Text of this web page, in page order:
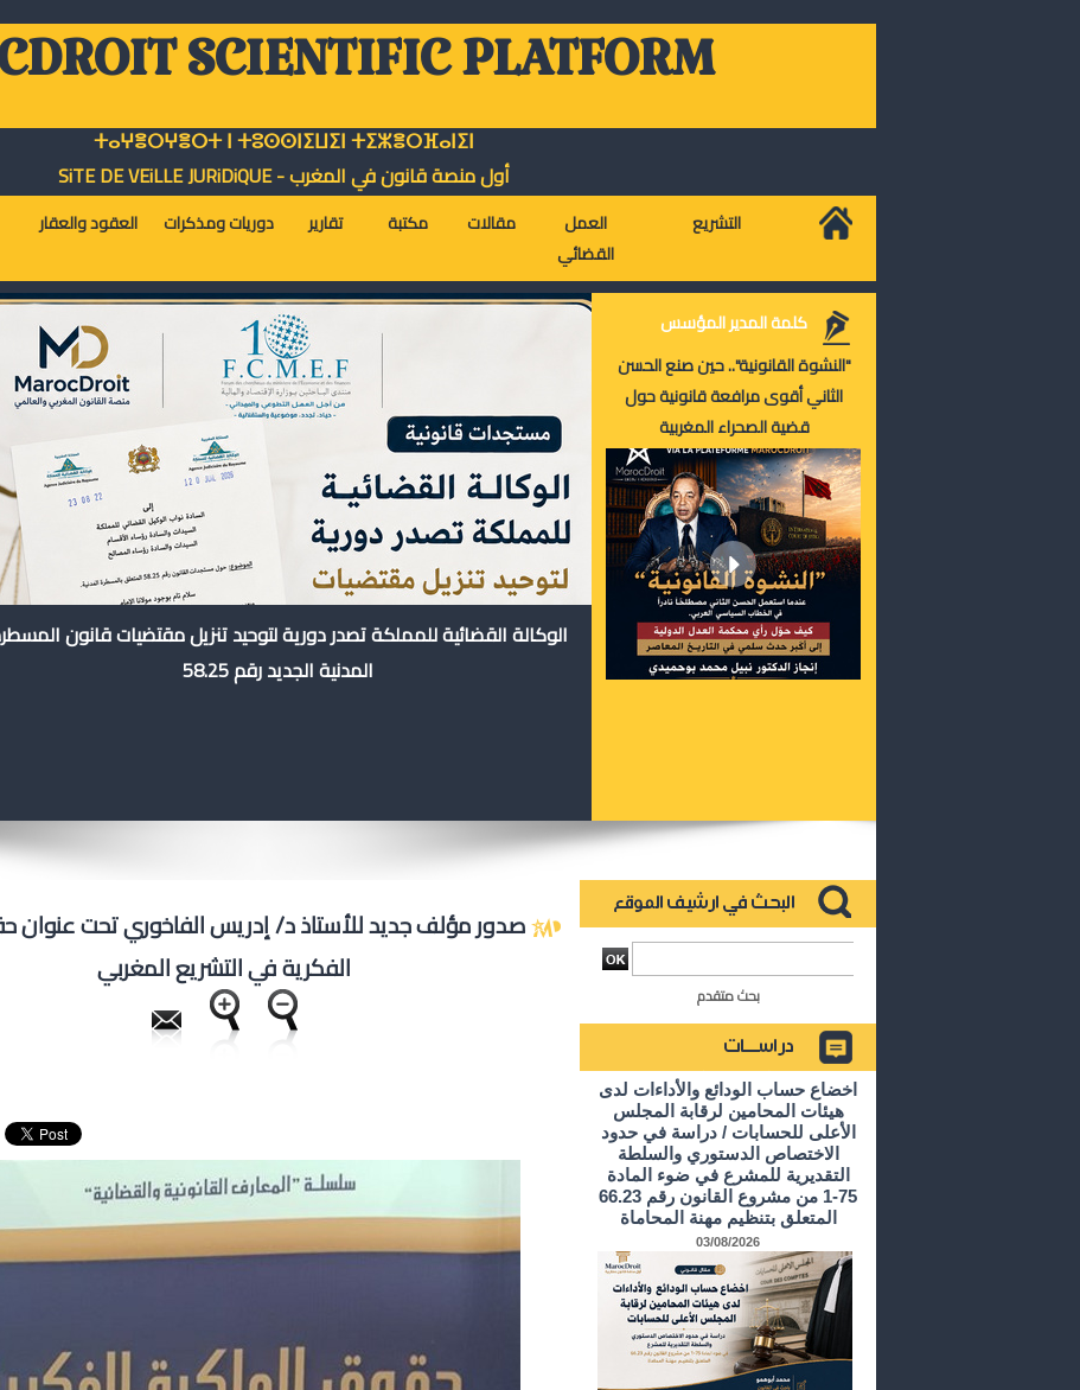
SCIENTIFIC PLATFORM
ⵜⴰⵖⴻⵔⵖⴻⵔⵜ ⵏ ⵜⵓⵙⵙⵏⵉⵡⵉⵏ ⵜⵉⵣⴻⵔⴼⴰⵏⵉⵏ
أول منصة قانون في المغرب - SiTE DE VEiLLE JURiDiQUE
العقود والعقار دوريات ومذكرات تقارير مكتبة مقالات
العمل
القضائي
التشريع
الوكالة القضائية للمملكة تصدر دورية لتوحيد تنزيل مقتضيات قانون
المدنية الجديد رقم 58.25
كلمة المدير المؤسس
"النشوة القانونية".. حين صنع الحسن
الثاني أقوى مرافعة قانونية حول
قضية الصحراء المغربية
صدور مؤلف جديد للأستاذ د/ إدريس الفاخوري تحت عنوان
الفكرية في التشريع المغربي
بحث متقدم
اخضاع حساب الودائع والأداءات لدى
هيئات المحامين لرقابة المجلس
الأعلى للحسابات / دراسة في حدود
الاختصاص الدستوري والسلطة
التقديرية للمشرع في ضوء المادة
75-1 من مشروع القانون رقم 66.23
المتعلق بتنظيم مهنة المحاماة
03/08/2026